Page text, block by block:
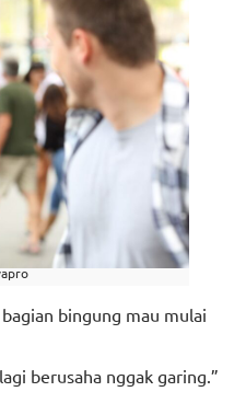
bingung mau mulai
berusaha nggak garing.”